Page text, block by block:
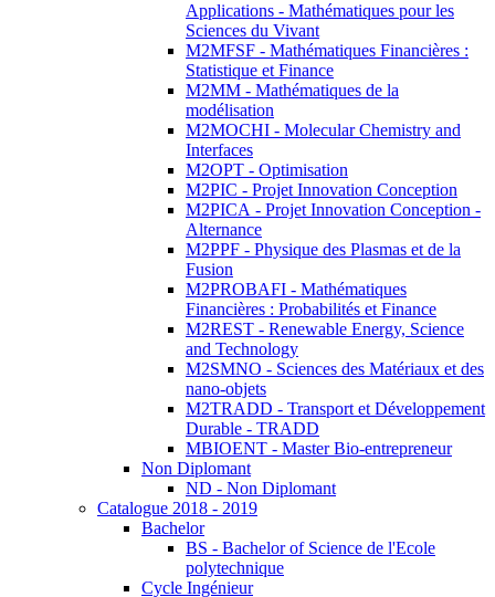
Applications - Mathématiques pour les
Sciences du Vivant
M2MFSF - Mathématiques Financières :
Statistique et Finance
M2MM - Mathématiques de la
modélisation
M2MOCHI - Molecular Chemistry and
Interfaces
M2OPT - Optimisation
M2PIC - Projet Innovation Conception
M2PICA - Projet Innovation Conception -
Alternance
M2PPF - Physique des Plasmas et de la
Fusion
M2PROBAFI - Mathématiques
Financières : Probabilités et Finance
M2REST - Renewable Energy, Science
and Technology
M2SMNO - Sciences des Matériaux et des
nano-objets
M2TRADD - Transport et Développement
Durable - TRADD
MBIOENT - Master Bio-entrepreneur
Non Diplomant
ND - Non Diplomant
Catalogue 2018 - 2019
Bachelor
BS - Bachelor of Science de l'Ecole
polytechnique
Cycle Ingénieur